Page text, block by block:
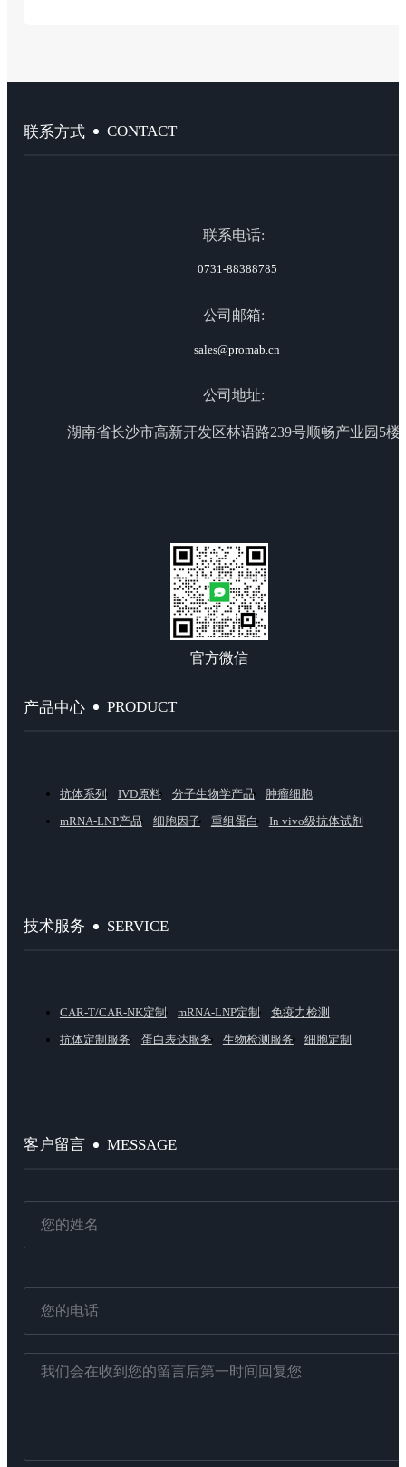
联系方式 CONTACT
联系电话:
0731-88388785
公司邮箱:
sales@promab.cn
公司地址:
湖南省长沙市高新开发区林语路239号顺畅产业园5楼
官方微信
产品中心 PRODUCT
抗体系列 IVD原料 分子生物学产品
肿瘤细胞
mRNA-LNP产品
细胞因子 重组蛋白 In vivo级抗体试剂
技术服务 SERVICE
CAR-T/CAR-NK定制 mRNA-LNP定制
免疫力检测
抗体定制服务
蛋白表达服务 生物检测服务 细胞定制
客户留言 MESSAGE